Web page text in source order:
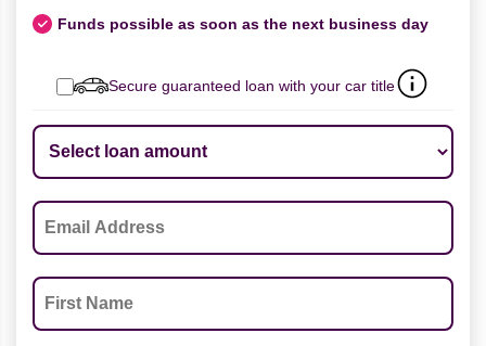
Funds possible as soon as the next business day
Secure guaranteed loan with your car title